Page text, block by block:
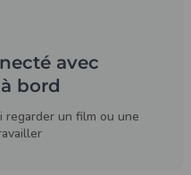
avec
bord
regarder un film ou une